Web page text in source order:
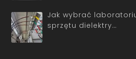
Jak wybrać
sprzętu dielektry…